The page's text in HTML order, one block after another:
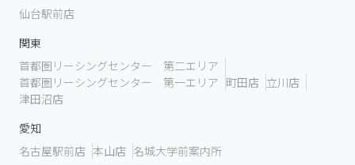
仙台駅前店
関東
首都圏リーシングセンター 第二エリア
首都圏リーシングセンター 第一エリア 町田店 立川店
津田沼店
愛知
名古屋駅前店 本山店 名城大学前案内所